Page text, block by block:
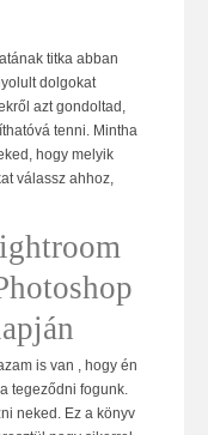
titka abban
dolgokat
azt gondoltad,
tenni. Mintha
hogy melyik
válassz ahhoz,
is van , hogy én
tegeződni fogunk.
neked. Ez a könyv